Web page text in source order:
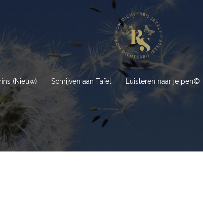
(Nieuw) Schrijven aan Tafel Luisteren naar je pen©